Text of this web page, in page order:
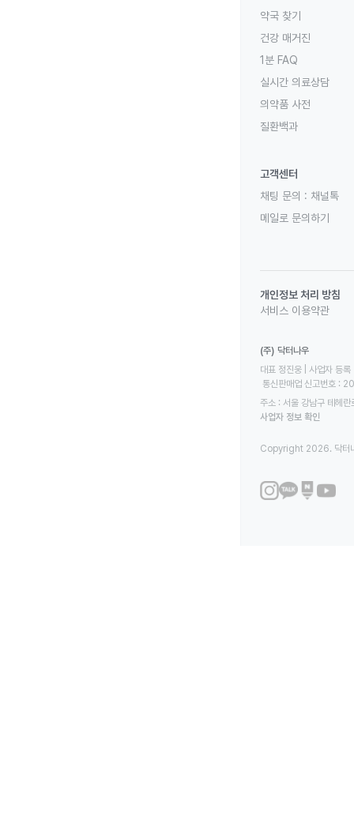
약국 찾기
건강 매거진
1분 FAQ
실시간 의료상담
의약품 사전
질환백과
고객센터
채팅 문의 : 채널톡
메일로 문의하기
개인정보 처리 방침
서비스 이용약관
(주) 닥터나우
대표 정진웅 | 사업자
통신판매업 신고번호
주소 : 서울 강남구 테헤
사업자 정보 확인
Copyright 2026. 닥터